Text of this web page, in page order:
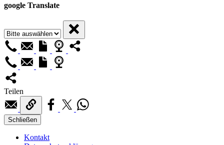
google Translate
Teilen
Schließen
Kontakt